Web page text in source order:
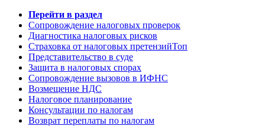
Перейти в раздел
Сопровождение налоговых проверок
Диагностика налоговых рисков
Страховка от налоговых претензийТоп
Представительство в суде
Защита в налоговых спорах
Сопровождение вызовов в ИФНС
Возмещение НДС
Налоговое планирование
Консультации по налогам
Возврат переплаты по налогам